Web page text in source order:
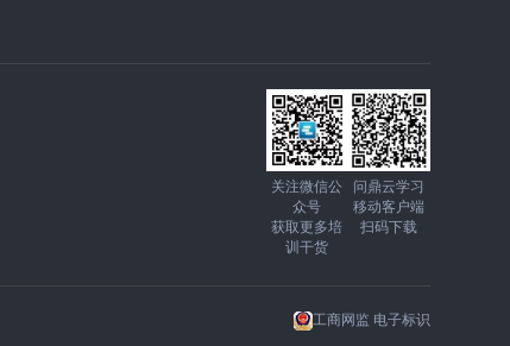
关注微信公
众号
获取更多培
训干货
问鼎云学习
移动客户端
扫码下载
工商网监 电子标识